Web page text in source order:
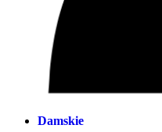
Damskie